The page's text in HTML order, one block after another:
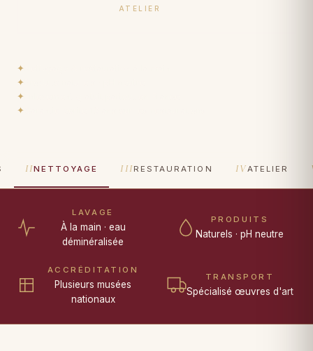
ATELIER
✦
✦
✦
✦
IINETTOYAGE III RESTAURATION IVATELIER
LAVAGE
À la main · eau
déminéralisée
PRODUITS
Naturels · pH neutre
ACCRÉDITATION
Plusieurs musées
nationaux
TRANSPORT
Spécialisé œuvres d'art